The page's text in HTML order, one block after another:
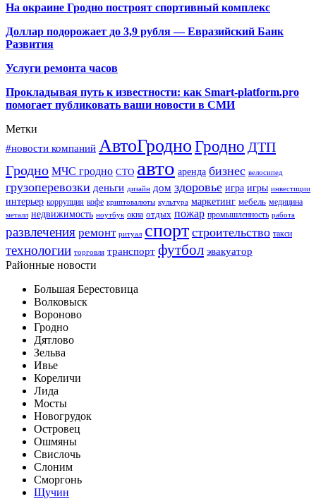
На окраине Гродно построят спортивный комплекс
Доллар подорожает до 3,9 рубля — Евразийский Банк
Развития
Услуги ремонта часов
Прокладывая путь к известности: как Smart-platform.pro
помогает публиковать ваши новости в СМИ
Метки
#новости компаний АвтоГродноГродно ДТП
Гродно МЧС гродно СТО авто аренда бизнес велосипед
грузоперевозки деньги дизайн дом здоровье игра игры инвестиции
интерьер коррупция кофе криптовалюты культура маркетинг мебель медицина
металл недвижимость ноутбук окна отдых пожар промышленность работа
развлечения ремонт ритуал спорт строительство такси
технологии торговля транспорт футбол эвакуатор
Районные новости
Большая Берестовица
Волковыск
Вороново
Гродно
Дятлово
Зельва
Ивье
Кореличи
Лида
Мосты
Новогрудок
Островец
Ошмяны
Свислочь
Слоним
Сморгонь
Щучин